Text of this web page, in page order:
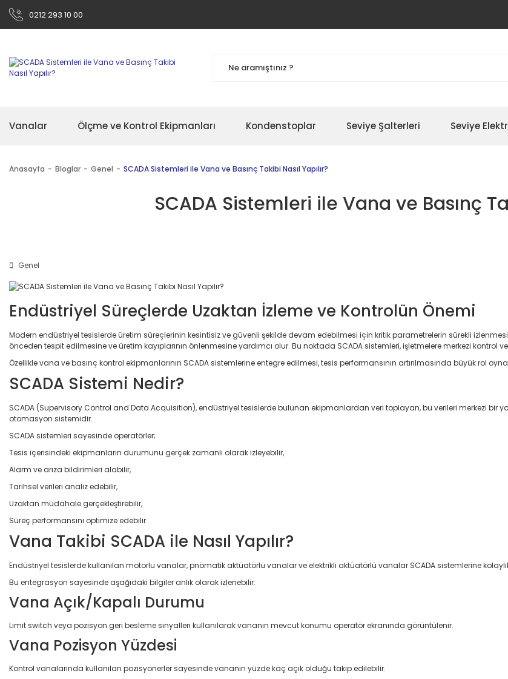
0212 293 10 00
Vanalar Ölçme ve Kontrol Ekipmanları Kondenstoplar Seviye Şalterleri Seviye
Anasayfa Bloglar Genel SCADA Sistemleri ile Vana ve Basınç Takibi Nasıl Yapılır?
SCADA Sistemleri ile Vana ve Basınç
Genel
Endüstriyel Süreçlerde Uzaktan İzleme ve Kontrolün Önemi
Modern endüstriyel tesislerde üretim süreçlerinin kesintisiz ve güvenli şekilde devam edebilmesi için kritik parametrelerin sürekli izlenmesi
önceden tespit edilmesine ve üretim kayıplarının önlenmesine yardımcı olur. Bu noktada SCADA sistemleri, işletmelere merkezi
Özellikle vana ve basınç kontrol ekipmanlarının SCADA sistemlerine entegre edilmesi, tesis performansının artırılmasında büyük rol
SCADA Sistemi Nedir?
SCADA (Supervisory Control and Data Acquisition), endüstriyel tesislerde bulunan ekipmanlardan veri toplayan, bu verileri merkezi bir
otomasyon sistemidir.
SCADA sistemleri sayesinde operatörler;
Tesis içerisindeki ekipmanların durumunu gerçek zamanlı olarak izleyebilir,
Alarm ve arıza bildirimleri alabilir,
Tarihsel verileri analiz edebilir,
Uzaktan müdahale gerçekleştirebilir,
Süreç performansını optimize edebilir.
Vana Takibi SCADA ile Nasıl Yapılır?
Endüstriyel tesislerde kullanılan motorlu vanalar, pnömatik aktüatörlü vanalar ve elektrikli aktüatörlü vanalar SCADA sistemlerine
Bu entegrasyon sayesinde aşağıdaki bilgiler anlık olarak izlenebilir:
Vana Açık/Kapalı Durumu
Limit switch veya pozisyon geri besleme sinyalleri kullanılarak vananın mevcut konumu operatör ekranında görüntülenir.
Vana Pozisyon Yüzdesi
Kontrol vanalarında kullanılan pozisyonerler sayesinde vananın yüzde kaç açık olduğu takip edilebilir.